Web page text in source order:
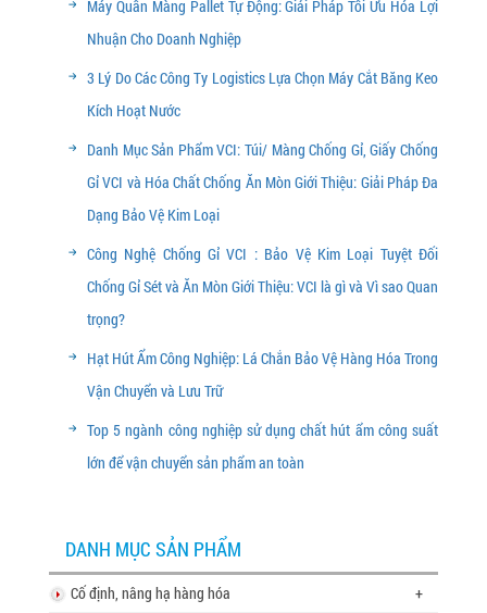
Máy Quấn Màng Pallet Tự Động: Giải Pháp Tối Ưu Hóa Lợi
Nhuận Cho Doanh Nghiệp
3 Lý Do Các Công Ty Logistics Lựa Chọn Máy Cắt Băng Keo
Kích Hoạt Nước
Danh Mục Sản Phẩm VCI: Túi/ Màng Chống Gỉ, Giấy Chống
Gỉ VCI và Hóa Chất Chống Ăn Mòn Giới Thiệu: Giải Pháp Đa
Dạng Bảo Vệ Kim Loại
Công Nghệ Chống Gỉ VCI : Bảo Vệ Kim Loại Tuyệt Đối
Chống Gỉ Sét và Ăn Mòn Giới Thiệu: VCI là gì và Vì sao Quan
trọng?
Hạt Hút Ẩm Công Nghiệp: Lá Chắn Bảo Vệ Hàng Hóa Trong
Vận Chuyển và Lưu Trữ
Top 5 ngành công nghiệp sử dụng chất hút ẩm công suất
lớn để vận chuyển sản phẩm an toàn
DANH MỤC SẢN PHẨM
Cố định, nâng hạ hàng hóa
+